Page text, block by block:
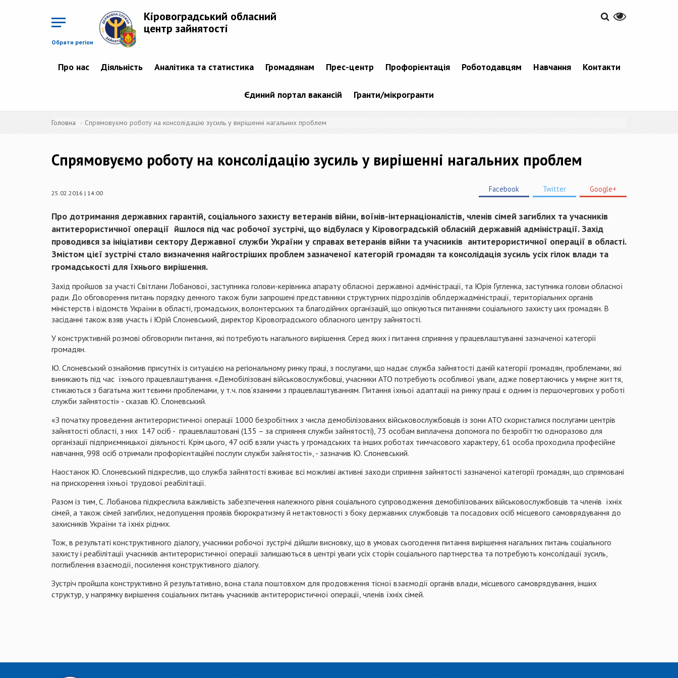
Обрати регіон
Кіровоградський обласний
центр зайнятості
Про нас Діяльність Аналітика та статистика Громадянам Прес-центр Профорієнтація Роботодавцям Навчання Контакти
Єдиний портал вакансій Гранти/мікрогранти
Головна Спрямовуємо роботу на консолідацію зусиль у вирішенні нагальних проблем
Спрямовуємо роботу на консолідацію зусиль у вирішенні нагальних проблем
25.02.2016 | 14:00 Facebook Twitter Google+
Про дотримання державних гарантій, соціального захисту ветеранів війни, воїнів-інтернаціоналістів, членів сімей загиблих та учасників
антитерористичної операції йшлося під час робочої зустрічі, що відбулася у Кіровоградській обласній державній адміністрації. Захід
проводився за ініціативи сектору Державної служби України у справах ветеранів війни та учасників антитерористичної операції в області.
Змістом цієї зустрічі стало визначення найгостріших проблем зазначеної категорій громадян та консолідація зусиль усіх гілок влади та
громадськості для їхнього вирішення.
Захід пройшов за участі Світлани Лобанової, заступника голови-керівника апарату обласної державної адміністрації, та Юрія Гугленка, заступника голови обласної
ради. До обговорення питань порядку денного також були запрошені представники структурних підрозділів облдержадміністрації, територіальних органів
міністерств і відомств України в області, громадських, волонтерських та благодійних організацій, що опікуються питаннями соціального захисту цих громадян. В
засіданні також взяв участь і Юрій Слоневський, директор Кіровоградського обласного центру зайнятості.
У конструктивній розмові обговорили питання, які потребують нагального вирішення. Серед яких і питання сприяння у працевлаштуванні зазначеної категорії
громадян.
Ю. Слоневський ознайомив присутніх із ситуацією на регіональному ринку праці, з послугами, що надає служба зайнятості даній категорії громадян, проблемами, які
виникають під час їхнього працевлаштування. «Демобілізовані військовослужбовці, учасники АТО потребують особливої уваги, адже повертаючись у мирне життя,
стикаються з багатьма життєвими проблемами, у т.ч. пов’язаними з працевлаштуванням. Питання їхньої адаптації на ринку праці є одним із першочергових у роботі
служби зайнятості» - сказав Ю. Слоневський.
«З початку проведення антитерористичної операції 1000 безробітних з числа демобілізованих військовослужбовців із зони АТО скористалися послугами центрів
зайнятості області, з них 147 осіб - працевлаштовані (135 – за сприяння служби зайнятості), 73 особам виплачена допомога по безробіттю одноразово для
організації підприємницької діяльності. Крім цього, 47 осіб взяли участь у громадських та інших роботах тимчасового характеру, 61 особа проходила професійне
навчання, 998 осіб отримали профорієнтаційні послуги служби зайнятості», - зазначив Ю. Слоневський.
Наостанок Ю. Слоневський підкреслив, що служба зайнятості вживає всі можливі активні заходи сприяння зайнятості зазначеної категорії громадян, що спрямовані
на прискорення їхньої трудової реабілітації.
Разом із тим, С. Лобанова підкреслила важливість забезпечення належного рівня соціального супроводження демобілізованих військовослужбовців та членів їхніх
сімей, а також сімей загиблих, недопущення проявів бюрократизму й нетактовності з боку державних службовців та посадових осіб місцевого самоврядування до
захисників України та їхніх рідних.
Тож, в результаті конструктивного діалогу, учасники робочої зустрічі дійшли висновку, що в умовах сьогодення питання вирішення нагальних питань соціального
захисту і реабілітації учасників антитерористичної операції залишаються в центрі уваги усіх сторін соціального партнерства та потребують консолідації зусиль,
поглиблення взаємодії, посилення конструктивного діалогу.
Зустріч пройшла конструктивно й результативно, вона стала поштовхом для продовження тісної взаємодії органів влади, місцевого самоврядування, інших
структур, у напрямку вирішення соціальних питань учасників антитерористичної операції, членів їхніх сімей.